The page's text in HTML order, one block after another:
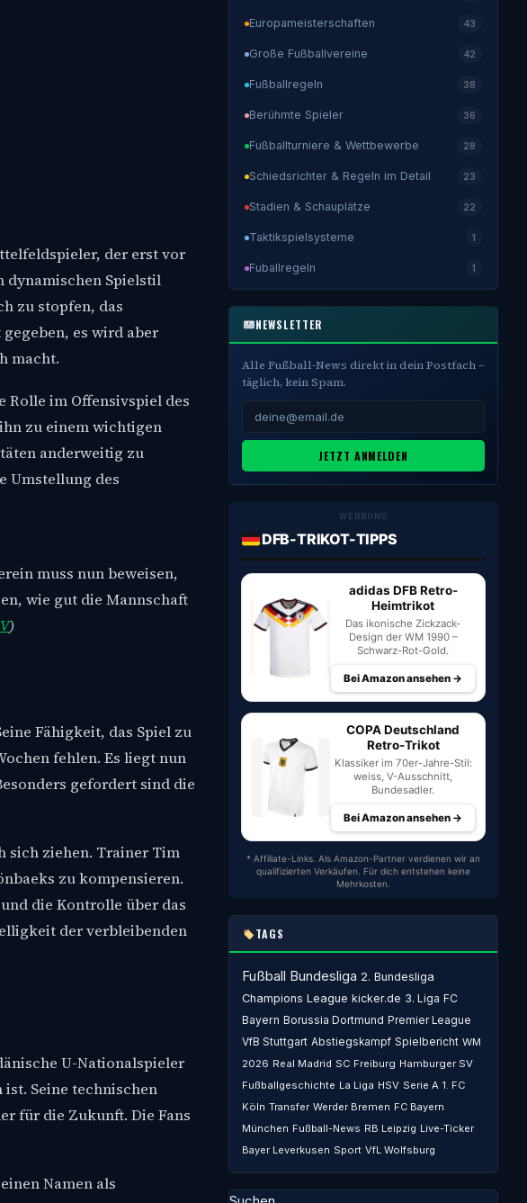
der erst vor
dynamischen Spielstil
zu stopfen, das
es wird aber
macht.
Rolle im Offensivspiel des
zu einem wichtigen
anderweitig zu
Umstellung des
muss nun beweisen,
wie gut die Mannschaft
)
Fähigkeit, das Spiel zu
fehlen. Es liegt nun
gefordert sind die
sich ziehen. Trainer Tim
zu kompensieren.
die Kontrolle über das
der verbleibenden
U-Nationalspieler
Seine technischen
für die Zukunft. Die Fans
Namen als
Europameisterschaften 43
Große Fußballvereine 42
Fußballregeln 38
Berühmte Spieler 36
Fußballturniere & Wettbewerbe 28
Schiedsrichter & Regeln im Detail 23
Stadien & Schauplätze 22
Taktikspielsysteme 1
Fuballregeln 1
NEWSLETTER
Alle Fußball-News direkt in dein Postfach –
täglich, kein Spam.
JETZT ANMELDEN
WERBUNG
DFB-TRIKOT-TIPPS
adidas DFB Retro-
Heimtrikot
Das ikonische Zickzack-
Design der WM 1990 –
Schwarz-Rot-Gold.
Bei Amazon ansehen →
COPA Deutschland
Retro-Trikot
Klassiker im 70er-Jahre-Stil:
weiss, V-Ausschnitt,
Bundesadler.
Bei Amazon ansehen →
* Affiliate-Links. Als Amazon-Partner verdienen wir an
qualifizierten Verkäufen. Für dich entstehen keine
Mehrkosten.
TAGS
Fußball Bundesliga 2. Bundesliga
Champions League kicker.de 3. Liga FC
Bayern Borussia Dortmund Premier League
VfB Stuttgart Abstiegskampf Spielbericht WM
2026 Real Madrid SC Freiburg Hamburger SV
Fußballgeschichte La Liga HSV Serie A 1. FC
Köln Transfer Werder Bremen FC Bayern
München Fußball-News RB Leipzig Live-Ticker
Bayer Leverkusen Sport VfL Wolfsburg